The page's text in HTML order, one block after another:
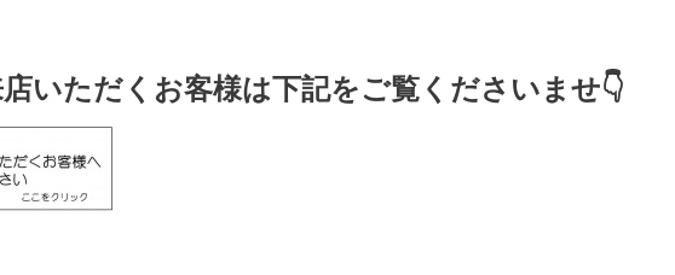
いただくお客様は下記をご覧くださいませ👇